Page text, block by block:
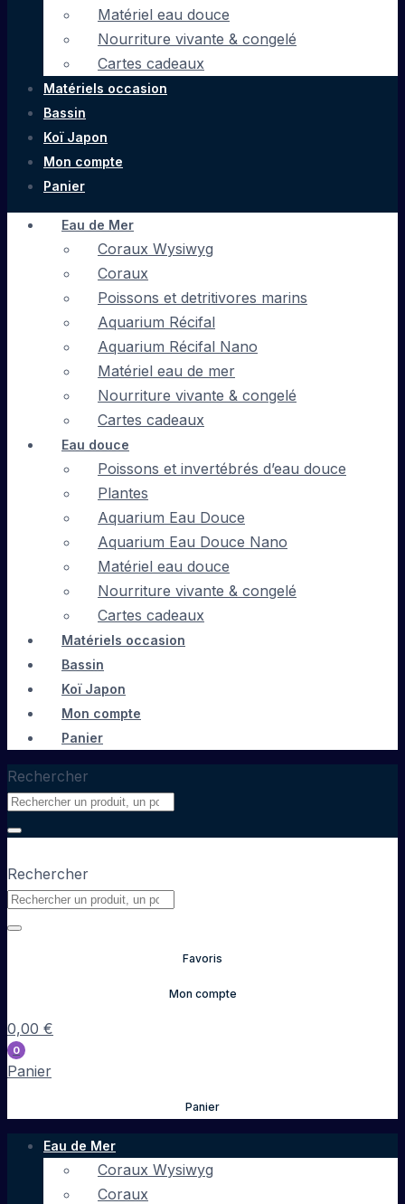
Matériel eau douce
Nourriture vivante & congelé
Cartes cadeaux
Matériels occasion
Bassin
Koï Japon
Mon compte
Panier
Eau de Mer
Coraux Wysiwyg
Coraux
Poissons et detritivores marins
Aquarium Récifal
Aquarium Récifal Nano
Matériel eau de mer
Nourriture vivante & congelé
Cartes cadeaux
Eau douce
Poissons et invertébrés d’eau douce
Plantes
Aquarium Eau Douce
Aquarium Eau Douce Nano
Matériel eau douce
Nourriture vivante & congelé
Cartes cadeaux
Matériels occasion
Bassin
Koï Japon
Mon compte
Panier
Rechercher
Rechercher
Favoris
Mon compte
0,00 €
0
Panier
Panier
Eau de Mer
Coraux Wysiwyg
Coraux